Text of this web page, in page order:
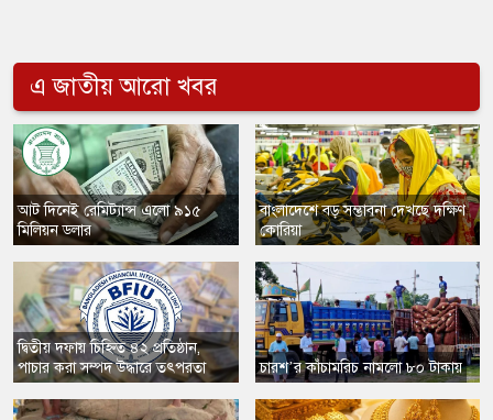
এ জাতীয় আরো খবর
​আট দিনেই রেমিট্যান্স এলো ৯১৫
মিলিয়ন ডলার
দ্বিতীয় দফায় চিহ্নিত ৪২ প্রতিষ্ঠান,
পাচার করা সম্পদ উদ্ধারে তৎপরতা
বাংলাদেশে বড় সম্ভাবনা দেখছে দক্ষিণ
কোরিয়া
চারশ’র কাঁচামরিচ নামলো ৮০ টাকায়